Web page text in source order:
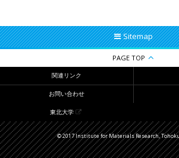
Sitemap
PAGE TOP
関連リンク
お問い合わせ
東北大学
© 2017 Institute for Materials Research,